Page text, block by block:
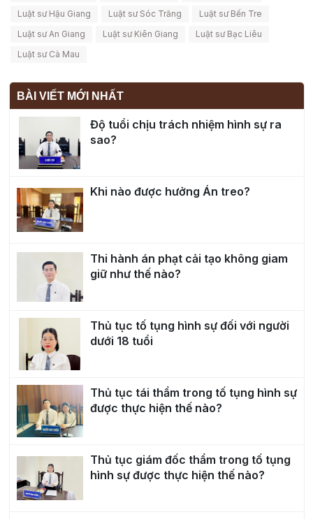
Luật sư Hậu Giang
Luật sư Sóc Trăng
Luật sư Bến Tre
Luật sư An Giang
Luật sư Kiên Giang
Luật sư Bạc Liêu
Luật sư Cà Mau
BÀI VIẾT MỚI NHẤT
Độ tuổi chịu trách nhiệm hình sự ra
sao?
Khi nào được hưởng Án treo?
Thi hành án phạt cải tạo không giam
giữ như thế nào?
Thủ tục tố tụng hình sự đối với người
dưới 18 tuổi
Thủ tục tái thẩm trong tố tụng hình sự
được thực hiện thế nào?
Thủ tục giám đốc thẩm trong tố tụng
hình sự được thực hiện thế nào?